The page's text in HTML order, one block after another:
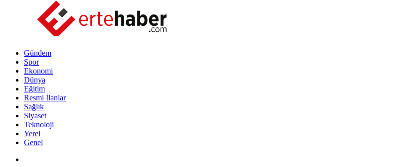
Gündem
Spor
Ekonomi
Dünya
Eğitim
Resmi İlanlar
Sağlık
Siyaset
Teknoloji
Yerel
Genel